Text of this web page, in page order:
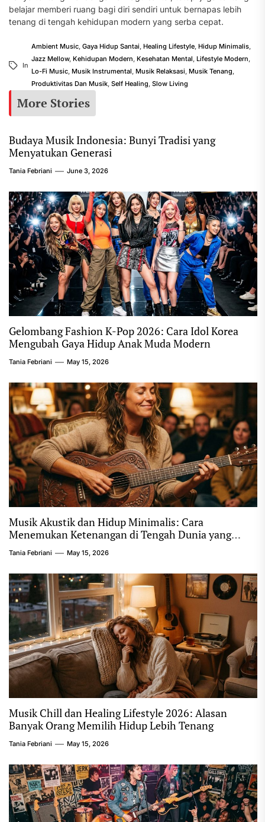
belajar memberi ruang bagi diri sendiri untuk bernapas lebih
tenang di tengah kehidupan modern yang serba cepat.
In
Ambient Music, Gaya Hidup Santai, Healing Lifestyle, Hidup Minimalis,
Jazz Mellow, Kehidupan Modern, Kesehatan Mental, Lifestyle Modern,
Lo-Fi Music, Musik Instrumental, Musik Relaksasi, Musik Tenang,
Produktivitas Dan Musik, Self Healing, Slow Living
More Stories
Budaya Musik Indonesia: Bunyi Tradisi yang
Menyatukan Generasi
Tania Febriani June 3, 2026
Gelombang Fashion K-Pop 2026: Cara Idol Korea
Mengubah Gaya Hidup Anak Muda Modern
Tania Febriani May 15, 2026
Musik Akustik dan Hidup Minimalis: Cara
Menemukan Ketenangan di Tengah Dunia yang
Bising
Tania Febriani May 15, 2026
Musik Chill dan Healing Lifestyle 2026: Alasan
Banyak Orang Memilih Hidup Lebih Tenang
Tania Febriani May 15, 2026